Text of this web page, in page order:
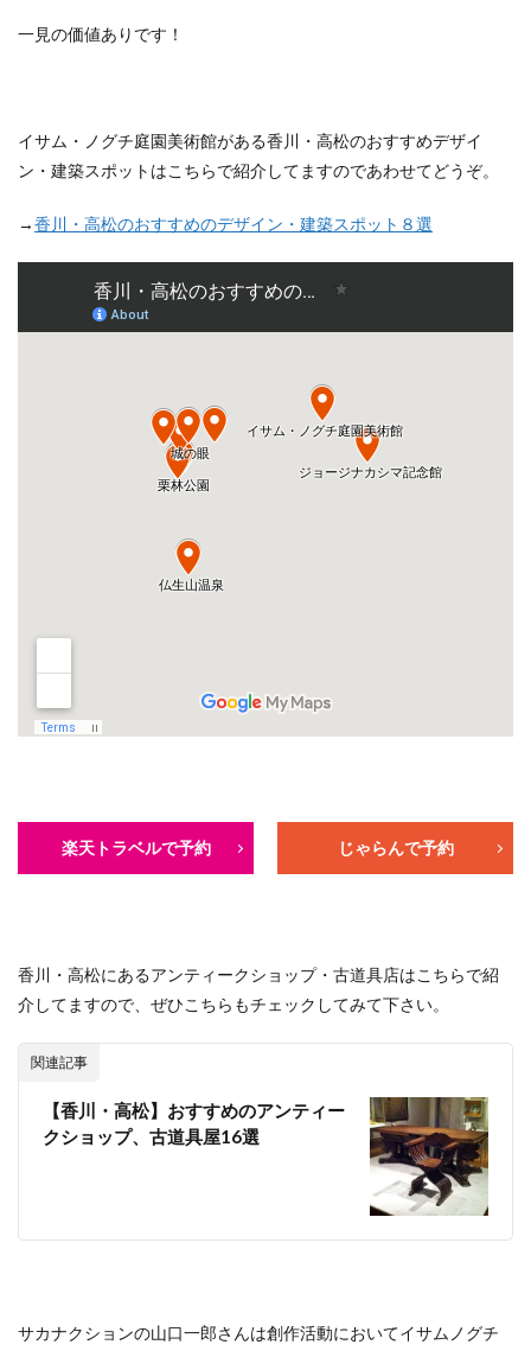
一見の価値ありです！
イサム・ノグチ庭園美術館がある香川・高松のおすすめデザイ
ン・建築スポットはこちらで紹介してますのであわせてどうぞ。
→香川・高松のおすすめのデザイン・建築スポット８選
楽天トラベルで予約 じゃらんで予約
香川・高松にあるアンティークショップ・古道具店はこちらで紹
介してますので、ぜひこちらもチェックしてみて下さい。
関連記事
【香川・高松】おすすめのアンティー
クショップ、古道具屋16選
サカナクションの山口一郎さんは創作活動においてイサムノグチ